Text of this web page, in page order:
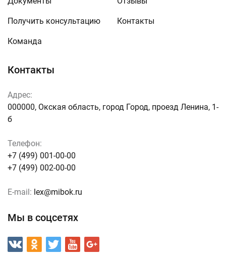
Контакты
Адрес:
000000, Окская область, город Город, проезд Ленина, 1-
б
Телефон:
+7 (499) 001-00-00
+7 (499) 002-00-00
E-mail: lex@mibok.ru
Мы в соцсетях
Получить консультацию
Команда
Контакты